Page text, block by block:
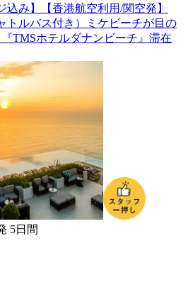
込み】【香港航空利用/関空発】
トルバス付き）ミケビーチが目の
TMSホテルダナンビーチ』滞在
5日間